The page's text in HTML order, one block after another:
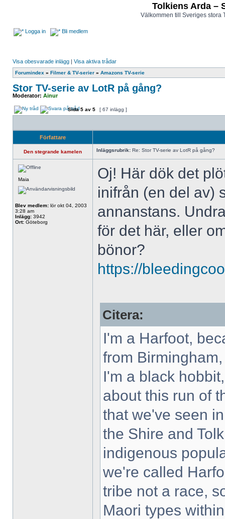
Tolkiens Arda –
Välkommen till Sveriges stora
Logga in Bli medlem
Visa obesvarade inlägg | Visa aktiva trådar
Forumindex » Filmer & TV-serier » Amazons TV-serie
Stor TV-serie av LotR på gång?
Moderator: Ainur
Sida5 av 5 [ 67 inlägg ]
Författare
Den stegrande kamelen Inläggsrubrik: Re: Stor TV-serie av LotR på gång?
Maia
Blev medlem: lör okt 04, 2003
3:28 am
Inlägg: 3942
Ort: Göteborg
Oj! Här dök det
inifrån (en del av)
annanstans.
för det här, eller
bönor?
https://
Citera:
I'm a Harfoot,
from
I'm a black
about this run of
that we've seen
the Shire and
indigenous
we're called
tribe not a race,
Maori types